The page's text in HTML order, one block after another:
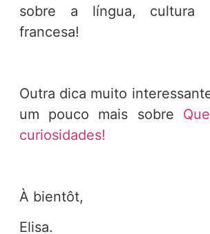
sobre a língua, cultura
francesa!
Outra dica muito
um pouco mais sobre
curiosidades!
À bientôt,
Elisa.